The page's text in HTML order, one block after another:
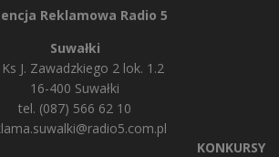
Reklamowa Radio 5
Suwałki
Ks J. Zawadzkiego 2 lok. 1.2
16-400 Suwałki
tel. (087) 566 62 10
KONKURSY